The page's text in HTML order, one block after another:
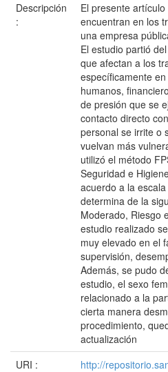
Descripción
:
El presente
encuentran en los
una empresa
El estudio partió
que afectan a los
específicamente
humanos,
de presión que se
contacto directo
personal se irrite o
vuelvan más
utilizó el método
Seguridad e
acuerdo a la
determina de la
Moderado, Riesgo
estudio realizado
muy elevado en el
supervisión,
Además, se pudo
estudio, el sexo
relacionado a la
cierta manera
procedimiento,
actualización
URI :
http://